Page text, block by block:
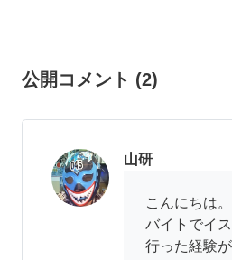
公開コメント (2)
山研
こんにちは
バイトでイ
行った経験